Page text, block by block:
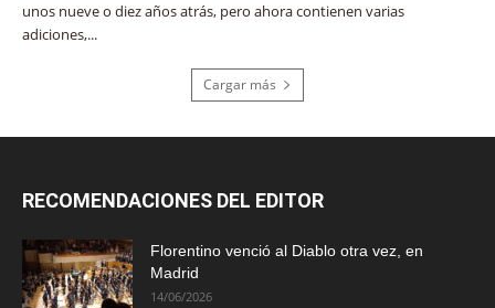
unos nueve o diez años atrás, pero ahora contienen varias
adiciones,...
Cargar más
RECOMENDACIONES DEL EDITOR
Florentino venció al Diablo otra vez, en
Madrid
14/06/2026